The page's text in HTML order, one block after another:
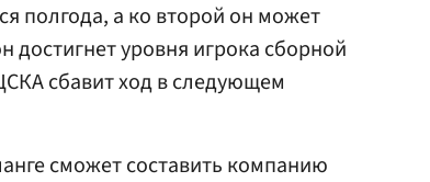
полгода, а ко второй он может
достигнет уровня игрока сборной
сбавит ход в следующем
сможет составить компанию